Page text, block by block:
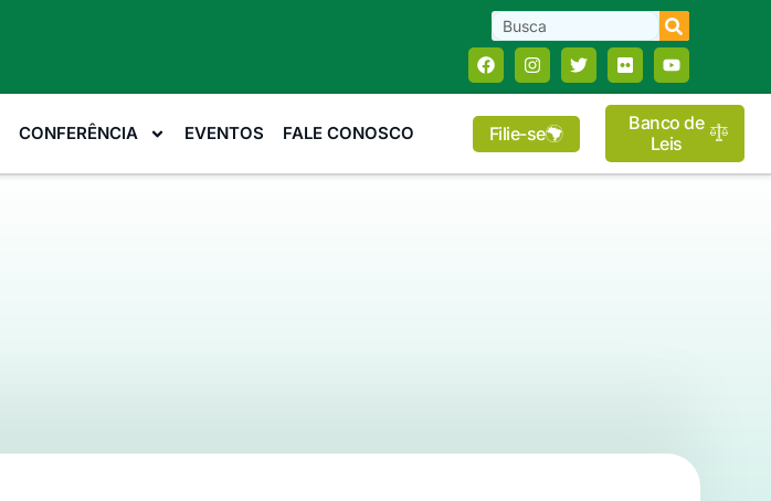
CONFERÊNCIA EVENTOS FALE CONOSCO Filie-se
Banco de
Leis